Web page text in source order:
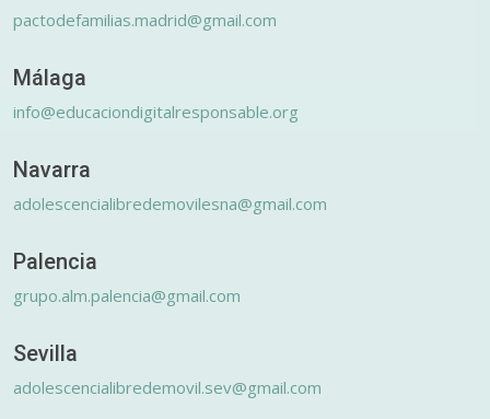
pactodefamilias.madrid@gmail.com
Málaga
info@educaciondigitalresponsable.org
Navarra
adolescencialibredemovilesna@gmail.com
Palencia
grupo.alm.palencia@gmail.com
Sevilla
adolescencialibredemovil.sev@gmail.com